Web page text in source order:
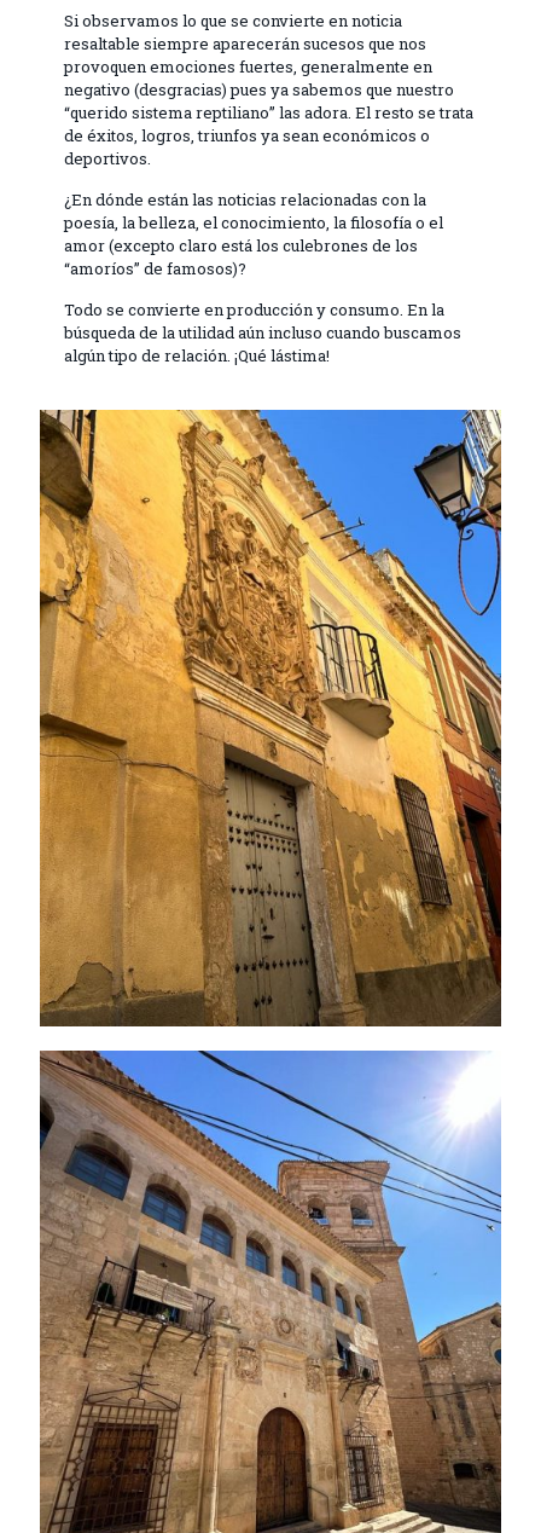
Si observamos lo que se convierte en noticia
resaltable siempre aparecerán sucesos que nos
provoquen emociones fuertes, generalmente en
negativo (desgracias) pues ya sabemos que nuestro
“querido sistema reptiliano” las adora. El resto se trata
de éxitos, logros, triunfos ya sean económicos o
deportivos.
¿En dónde están las noticias relacionadas con la
poesía, la belleza, el conocimiento, la filosofía o el
amor (excepto claro está los culebrones de los
“amoríos” de famosos)?
Todo se convierte en producción y consumo. En la
búsqueda de la utilidad aún incluso cuando buscamos
algún tipo de relación. ¡Qué lástima!